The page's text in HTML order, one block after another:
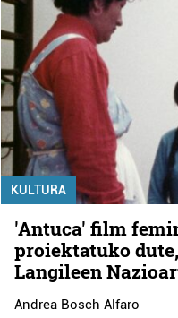
KULTURA
'Antuca' film
proiektatuko
Langileen
Andrea Bosch Alfaro